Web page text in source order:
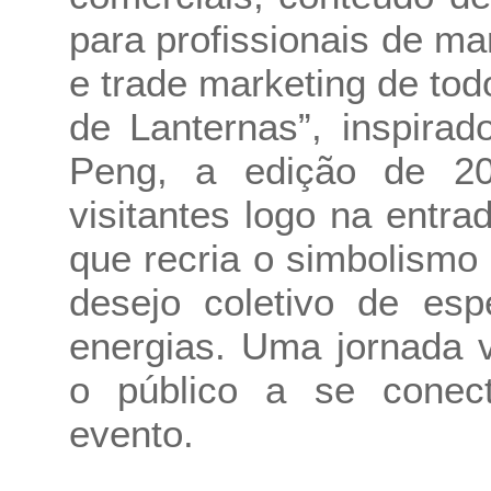
para profissionais de
e trade marketing de
de Lanternas”,
Peng, a edição de
visitantes logo na
que recria o
desejo coletivo de
energias. Uma jornada
o público a se
evento.